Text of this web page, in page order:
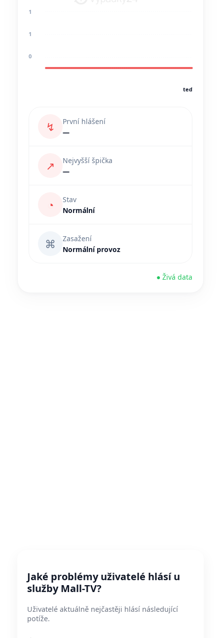
1
1
0
teď
↯
První hlášení
—
↗
Nejvyšší špička
—
◔
Stav
Normální
⌘
Zasažení
Normální provoz
● Živá data
Jaké problémy uživatelé hlásí u
služby Mall-TV?
Uživatelé aktuálně nejčastěji hlásí následující
potíže.